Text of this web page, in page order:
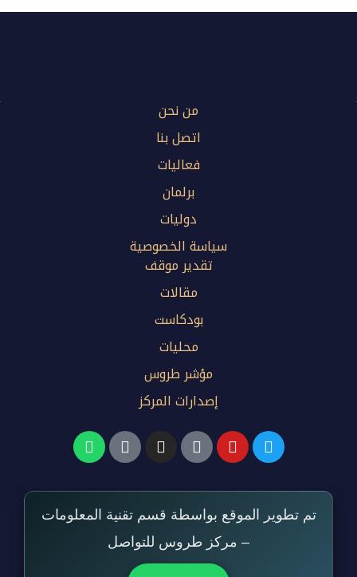
من نحن
اتصل بنا
فعاليات
برلمان
دوليات
سياسة الخصوصية
تقدير موقف
مقالات
بودكاست
محليات
مؤشر طروس
إصدارات المركز
تم تطوير الموقع بواسطة قسم تقنية المعلومات
– مركز طروس للتواصل